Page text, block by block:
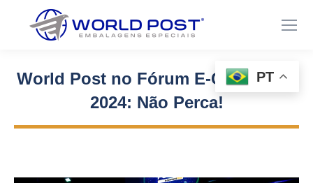
World Post no Fórum E-Commerce
2024: Não Perca!
Você está aqui:
PT